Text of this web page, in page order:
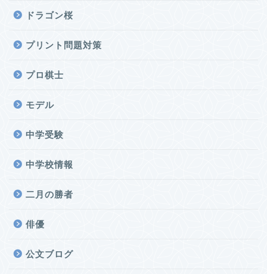
ドラゴン桜
プリント問題対策
プロ棋士
モデル
中学受験
中学校情報
二月の勝者
俳優
公文ブログ